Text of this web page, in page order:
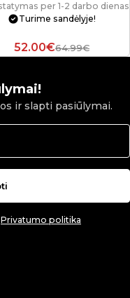
per 1-2 darbo dienas
Turime sandėlyje!
52.00€64.99€
ir slapti pasiūlymai.
Privatumo politika